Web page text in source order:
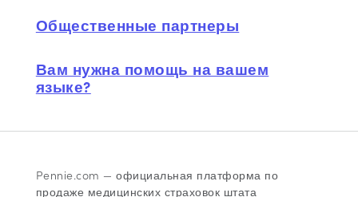
Общественные партнеры
Вам нужна помощь на вашем
языке?
Pennie.com — официальная платформа по
продаже медицинских страховок штата